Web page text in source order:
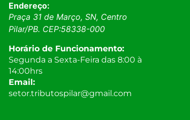
Endereço:
Praça 31 de Março, SN, Centro
Pilar/PB. CEP:58338-000
Horário de Funcionamento:
Segunda a Sexta-Feira das 8:00 à
14:00hrs
Email:
setor.tributospilar@gmail.com